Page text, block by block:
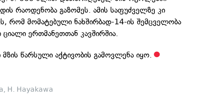
რაოდენობა გაზომეს. ამის საფუძველზე კი
რომ მომატებული ნახშირბად-14-ის შემცველობა
ერთმანეთთან კავშირშია.
მზის წარსული აქტივობის გამოვლენა იყო.
H. Hayakawa